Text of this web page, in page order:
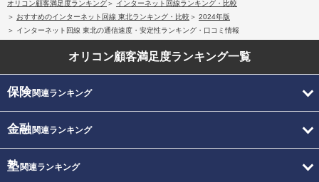
オリコン顧客満足度ランキング
インターネット回線ランキング・比較
おすすめのインターネット回線 東北ランキング・比較
2024年版
インターネット回線 東北の通信速度・安定性ランキング・口コミ情報
オリコン顧客満足度ランキング一覧
保険関連ランキング
金融関連ランキング
塾関連ランキング